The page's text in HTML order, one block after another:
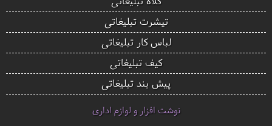
تیشرت تبلیغاتی
لباس کار تبلیغاتی
کیف تبلیغاتی
پیش بند تبلیغاتی
نوشت افزار و لوازم اداری